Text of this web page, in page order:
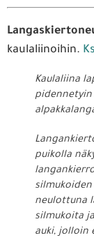
kaulaliinoihin.
Kaulaliina
pidennetyin
puikolla
silmukoiden
neulottuna
silmukoita
auki, jolloin